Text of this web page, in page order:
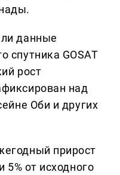
данные
спутника GOSAT
рост
над
Оби и других
прирост
5% от исходного